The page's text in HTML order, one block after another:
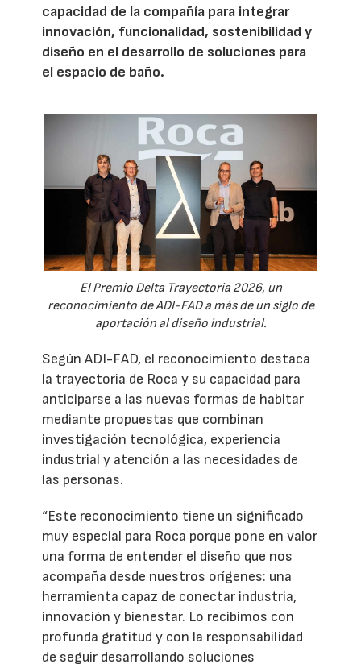
capacidad de la compañía para integrar
innovación, funcionalidad, sostenibilidad y
diseño en el desarrollo de soluciones para
el espacio de baño.
El Premio Delta Trayectoria 2026, un
reconocimiento de ADI-FAD a más de un siglo de
aportación al diseño industrial.
Según ADI-FAD, el reconocimiento destaca
la trayectoria de Roca y su capacidad para
anticiparse a las nuevas formas de habitar
mediante propuestas que combinan
investigación tecnológica, experiencia
industrial y atención a las necesidades de
las personas.
“Este reconocimiento tiene un significado
muy especial para Roca porque pone en valor
una forma de entender el diseño que nos
acompaña desde nuestros orígenes: una
herramienta capaz de conectar industria,
innovación y bienestar. Lo recibimos con
profunda gratitud y con la responsabilidad
de seguir desarrollando soluciones